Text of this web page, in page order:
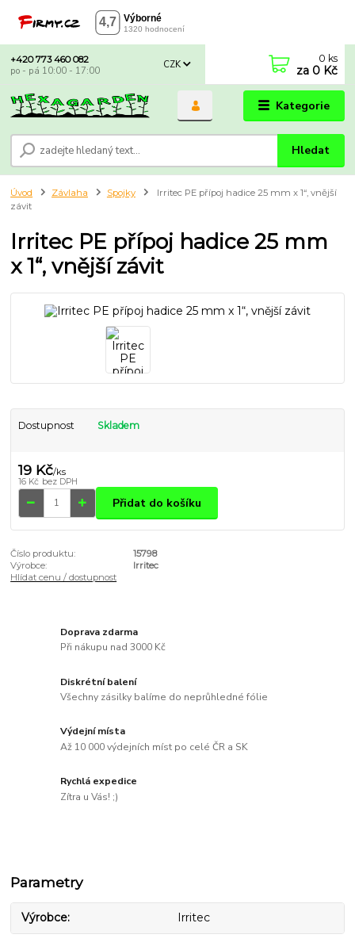
Kategorie
CZK
Hledat
+420 773 460 082
po - pá 10:00 - 17:00
0 ks
za 0 Kč
Úvod Závlaha Spojky
Irritec PE přípoj hadice 25 mm x 1“, vnější
závit
Irritec PE přípoj hadice 25 mm
x 1“, vnější závit
Dostupnost Skladem
19 Kč/ks
16 Kč bez DPH
Přidat do košíku
Číslo produktu:
15798
Výrobce:
Irritec
Hlídat cenu / dostupnost
Doprava zdarma
Při nákupu nad 3000 Kč
Diskrétní balení
Všechny zásilky balíme do neprůhledné fólie
Výdejní místa
Až 10 000 výdejních míst po celé ČR a SK
Rychlá expedice
Zítra u Vás! ;)
Parametry
Výrobce Irritec